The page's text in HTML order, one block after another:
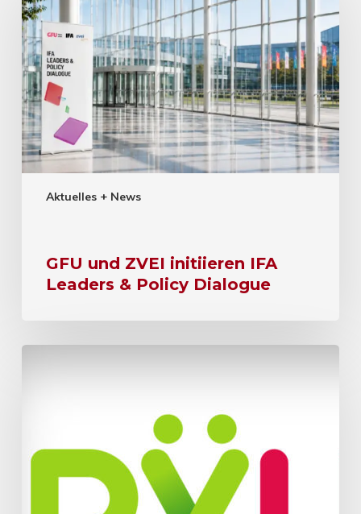
Aktuelles + News
GFU und ZVEI initiieren IFA
Leaders & Policy Dialogue